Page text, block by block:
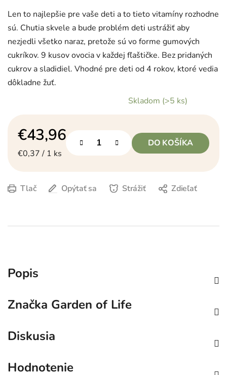
Len to najlepšie pre vaše deti a to tieto vitamíny rozhodne
sú. Chutia skvele a bude problém deti ustrážiť aby
nezjedli všetko naraz, pretože sú vo forme gumových
cukríkov. 9 kusov ovocia v každej fľaštičke. Bez pridaných
cukrov a sladidiel. Vhodné pre deti od 4 rokov, ktoré vedia
dôkladne žuť.
Skladom (>5 ks)
€43,96
Jednotková cena:
€0,37 / 1 ks
DO KOŠÍKA
Tlač Opýtať sa Strážiť Zdieľať
Popis
Značka Garden of Life
Diskusia
Hodnotenie